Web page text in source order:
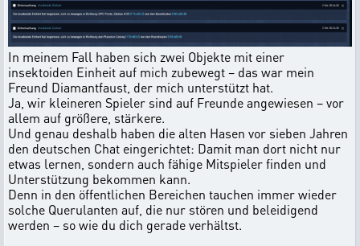
In meinem Fall haben sich zwei Objekte mit einer
insektoiden Einheit auf mich zubewegt – das war mein
Freund Diamantfaust, der mich unterstützt hat.
Ja, wir kleineren Spieler sind auf Freunde angewiesen – vor
allem auf größere, stärkere.
Und genau deshalb haben die alten Hasen vor sieben Jahren
den deutschen Chat eingerichtet: Damit man dort nicht nur
etwas lernen, sondern auch fähige Mitspieler finden und
Unterstützung bekommen kann.
Denn in den öffentlichen Bereichen tauchen immer wieder
solche Querulanten auf, die nur stören und beleidigend
werden – so wie du dich gerade verhältst.